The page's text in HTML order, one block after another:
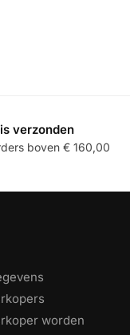
verzonden
boven € 160,00
worden